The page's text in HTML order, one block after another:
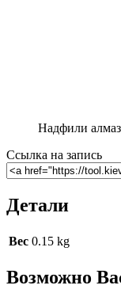
Надфили
Ссылка на запись
Детали
Вес 0.15 kg
Возможно